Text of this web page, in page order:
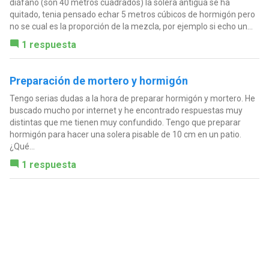
diáfano (son 40 metros cuadrados) la solera antigua se ha
quitado, tenia pensado echar 5 metros cúbicos de hormigón pero
no se cual es la proporción de la mezcla, por ejemplo si echo un...
1 respuesta
Preparación de mortero y hormigón
Tengo serias dudas a la hora de preparar hormigón y mortero. He
buscado mucho por internet y he encontrado respuestas muy
distintas que me tienen muy confundido. Tengo que preparar
hormigón para hacer una solera pisable de 10 cm en un patio.
¿Qué...
1 respuesta